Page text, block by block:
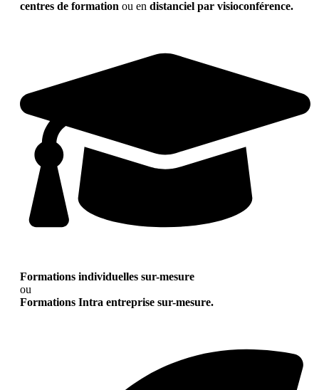
centres de formation ou en distanciel par visioconférence.
Formations individuelles sur-mesure
ou
Formations Intra entreprise sur-mesure.